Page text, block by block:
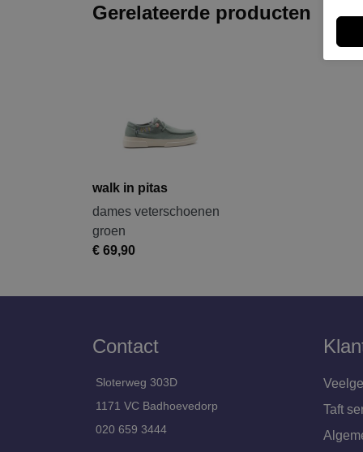
Gerelateerde producten
walk in pitas
dames veterschoenen
groen
€ 69,90
Contact
Sloterweg 303D
1171 VC Badhoevedorp
020 659 3444
Taft